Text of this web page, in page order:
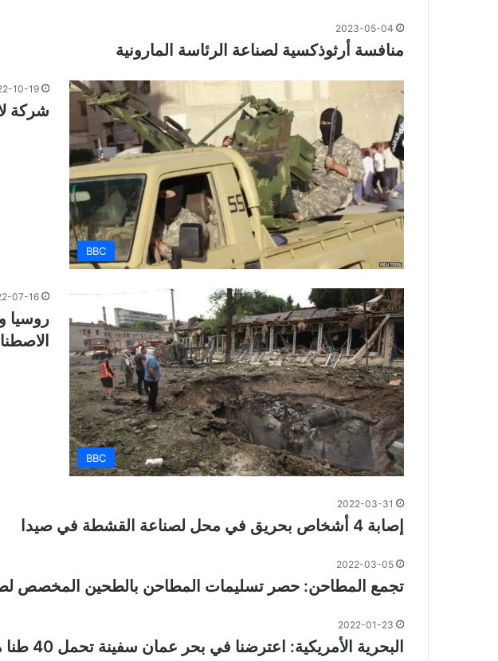
2023-05-04
منافسة أرثوذكسية لصناعة الرئاسة المارونية
BBC
10-19
شركة
BBC
07-16
روسيا
2022-03-31
إصابة 4 أشخاص بحريق في محل لصناعة القشطة في صيدا
2022-03-05
تجمع المطاحن: حصر تسليمات المطاحن بالطحين المخصص
2022-01-23
البحرية الأمريكية: اعترضنا في بحر عمان سفينة تحمل 40 طنا من مواد لصناعة المتفجرات إثر إبحارها من إيران